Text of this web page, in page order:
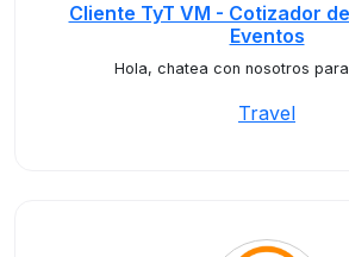
Cliente TyT VM - Cotizador
Eventos
Hola, chatea con nosotros
Travel